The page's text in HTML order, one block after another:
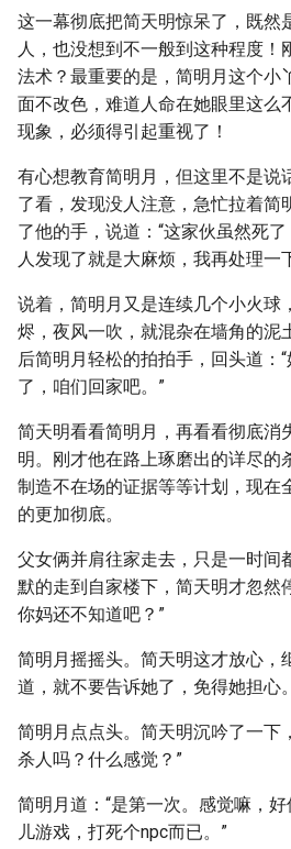
这一幕彻底把简天明惊呆了，既然
人，也没想到不一般到这种程度！
法术？最重要的是，简明月这个小
面不改色，难道人命在她眼里这么
现象，必须得引起重视了！
有心想教育简明月，但这里不是说
了看，发现没人注意，急忙拉着简
了他的手，说道：“这家伙虽然死
人发现了就是大麻烦，我再处理一
说着，简明月又是连续几个小火球
烬，夜风一吹，就混杂在墙角的泥
后简明月轻松的拍拍手，回头道：
了，咱们回家吧。”
简天明看看简明月，再看看彻底消
明。刚才他在路上琢磨出的详尽的
制造不在场的证据等等计划，现在
的更加彻底。
父女俩并肩往家走去，只是一时间
默的走到自家楼下，简天明才忽然
你妈还不知道吧？”
简明月摇摇头。简天明这才放心，
道，就不要告诉她了，免得她担心
简明月点点头。简天明沉吟了一下
杀人吗？什么感觉？”
简明月道：“是第一次。感觉嘛，
儿游戏，打死个npc而已。”